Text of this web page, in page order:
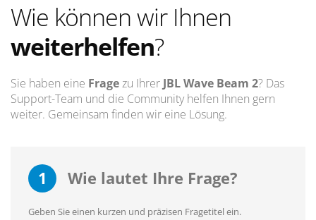
Wie können wir Ihnen
weiterhelfen?
Sie haben eine Fragezu Ihrer JBL Wave Beam 2? Das
Support-Team und die Community helfen Ihnen gern
weiter. Gemeinsam finden wir eine Lösung.
1 Wie lautet Ihre Frage?
Geben Sie einen kurzen und präzisen Fragetitel ein.